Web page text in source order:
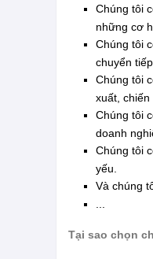
Chúng tôi
những cơ
Chúng tôi
chuyển
Chúng tôi
xuất,
Chúng tôi
doanh
Chúng tôi
yếu.
Và chúng
Tại sao chọn